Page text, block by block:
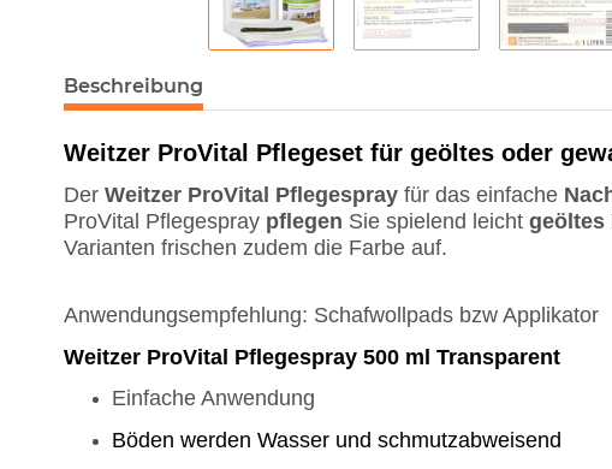
Beschreibung
Weitzer ProVital Pflegeset für geöltes oder
Der Weitzer ProVital Pflegespray für das einfache
ProVital Pflegespray pflegen Sie spielend leicht geöltes
Varianten frischen zudem die Farbe auf.
Anwendungsempfehlung: Schafwollpads bzw Applikator
Weitzer ProVital Pflegespray 500 ml Transparent
Einfache Anwendung
Böden werden Wasser und schmutzabweisend